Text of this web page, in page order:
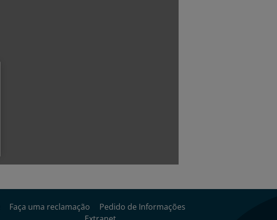
Faça uma reclamação
Pedido de Informações